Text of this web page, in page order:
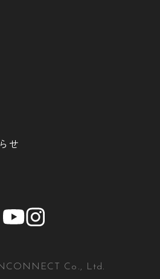
せ
Co., Ltd.